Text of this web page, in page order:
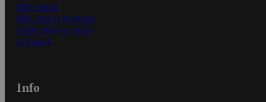
Näin maksat
Näin tilaat ja muokkaat
Kaikki ohjeet ja vinkit
In English
Info